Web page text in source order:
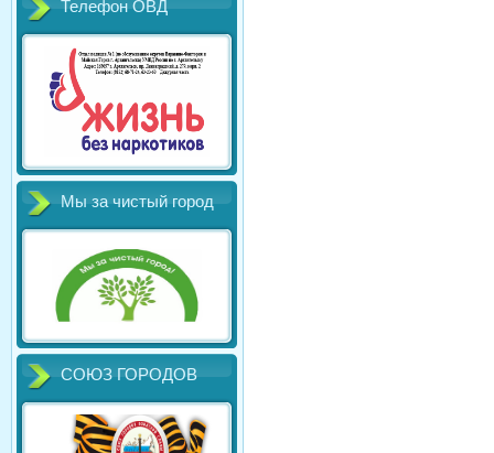
Телефон ОВД
Мы за чистый город
СОЮЗ ГОРОДОВ